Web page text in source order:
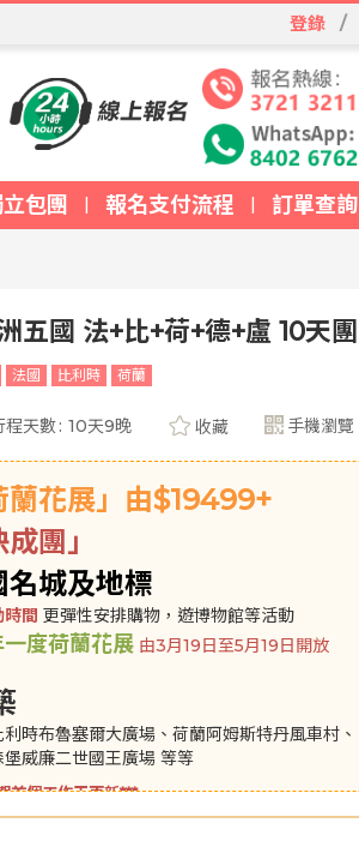
登錄 /
包團 | 報名支付流程 | 訂單查詢
五國 法+比+荷+德+盧 10天團
法國 比利時 荷蘭
程天數: 10天9晚 收藏 手機瀏覽
蘭花展」由$19499+
團」
名城及地標
間 更彈性安排購物，遊博物館等活動
度荷蘭花展 由3月19日至5月19日開放
時布魯塞爾大廣場、荷蘭阿姆斯特丹風車村、
威廉二世國王廣場 等等
首個工作天更新***